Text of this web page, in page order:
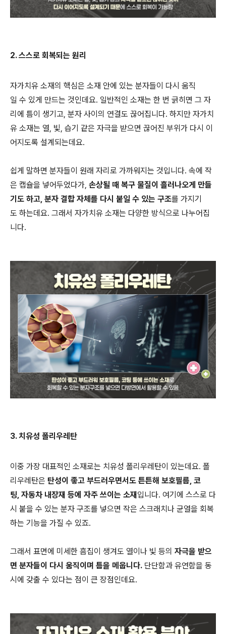
2. 스스로 회복되는 원리
자가치유 소재의 핵심은 소재 안에 있는 분자들이 다시 움직
일 수 있게 만드는 것인데요. 일반적인 소재는 한 번 긁히면 그 자
리에 틈이 생기고, 분자 사이의 연결도 끊어집니다. 하지만 자가치
유 소재는 열, 빛, 습기 같은 자극을 받으면 끊어진 부위가 다시 이
어지도록 설계되는데요.
쉽게 말하면 분자들이 원래 자리로 가까워지는 것입니다. 속에 작
은 캡슐을 넣어두었다가, 손상될 때 복구 물질이 흘러나오게 만들
기도 하고, 분자 결합 자체를 다시 붙일 수 있는 구조를 가지기
도 하는데요. 그래서 자가치유 소재는 다양한 방식으로 나누어집
니다.
3. 치유성 폴리우레탄
이중 가장 대표적인 소재로는 치유성 폴리우레탄이 있는데요. 폴
리우레탄은 탄성이 좋고 부드러우면서도 튼튼해 보호필름, 코
팅, 자동차 내장재 등에 자주 쓰이는 소재입니다. 여기에 스스로 다
시 붙을 수 있는 분자 구조를 넣으면 작은 스크래치나 균열을 회복
하는 기능을 가질 수 있죠.
그래서 표면에 미세한 흠집이 생겨도 열이나 빛 등의 자극을 받으
면 분자들이 다시 움직이며 틈을 메웁니다. 단단함과 유연함을 동
시에 갖출 수 있다는 점이 큰 장점인데요.